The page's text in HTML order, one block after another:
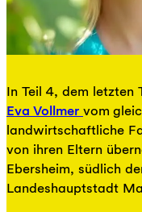
In Teil 4, dem letzten
Eva Vollmer vom
landwirtschaftliche
von ihren Eltern
Ebersheim, südlich
Landeshauptstadt